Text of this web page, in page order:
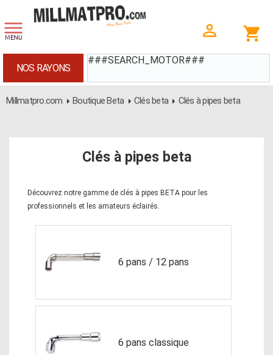
###SEARCH_MOTOR###
NOS RAYONS
Millmatpro.com Boutique Beta Clés beta Clés à pipes beta
Clés à pipes beta
Découvrez notre gamme de clés à pipes BETA pour les
professionnels et les amateurs éclairés.
6 pans / 12 pans
6 pans classique